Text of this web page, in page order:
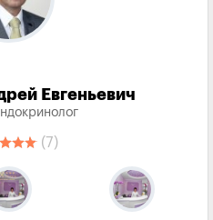
Евгеньевич
(7)